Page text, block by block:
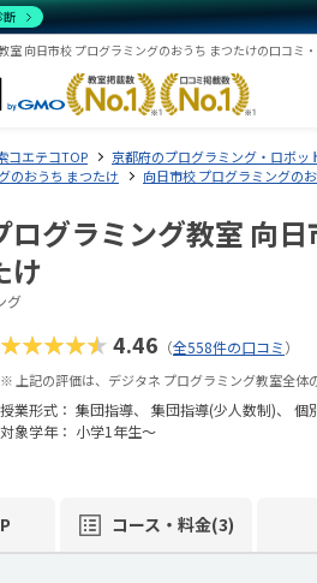
室 向日市校 プログラミングのおうち まつたけの口コミ
コエテコTOP 京都府のプログラミング・ロボッ
のおうち まつたけ
向日市校 プログラミングの
ログラミング教室 向
け
グ
★★★★★4.46 （全558件の口コミ）
※ 上記の評価は、デジタネ プログラミング教室全体
授業形式： 集団指導 集団指導(少人数制)
個
対象学年： 小学1年生～
コース・料金(3)
断